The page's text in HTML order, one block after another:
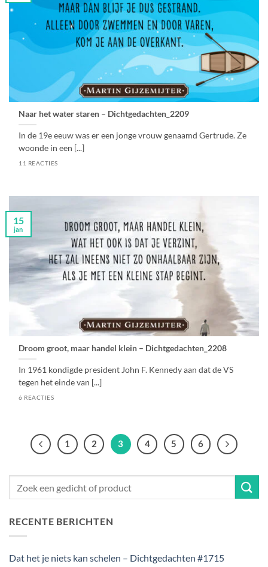
Naar het water staren – Dichtgedachten_2209
In de 19e eeuw was er een jonge vrouw genaamd Gertrude. Ze
woonde in een [...]
11 REACTIES
Droom groot, maar handel klein – Dichtgedachten_2208
In 1961 kondigde president John F. Kennedy aan dat de VS
tegen het einde van [...]
6 REACTIES
15
jan
1 2 3 4 5 6
RECENTE BERICHTEN
Dat het je niets kan schelen – Dichtgedachten #1715